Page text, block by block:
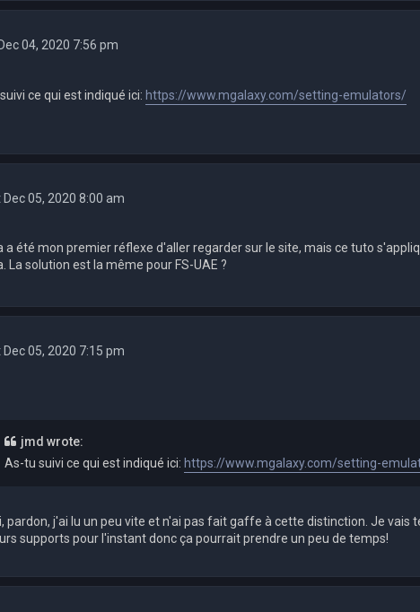
04, 2020 7:56 pm
ce qui est indiqué ici: https://www.mgalaxy.com/setting-emulators/
Dec 05, 2020 8:00 am
a été mon premier réflexe d'aller regarder sur le site, mais ce tuto
La solution est la même pour FS-UAE ?
Dec 05, 2020 7:15 pm
jmd wrote:
As-tu suivi ce qui est indiqué ici: https://www.mgalaxy.com/setting-
pardon, j'ai lu un peu vite et n'ai pas fait gaffe à cette distinction. Je vais
supports pour l'instant donc ça pourrait prendre un peu de temps!